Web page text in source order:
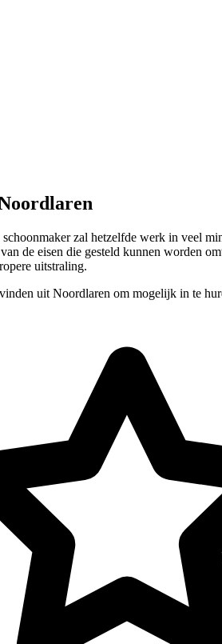
zal hetzelfde werk in veel
de eisen die gesteld kunnen worden
uitstraling.
uit Noordlaren om mogelijk in te